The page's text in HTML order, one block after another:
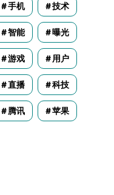
手机 技术
智能 曝光
游戏 用户
直播 科技
腾讯 苹果